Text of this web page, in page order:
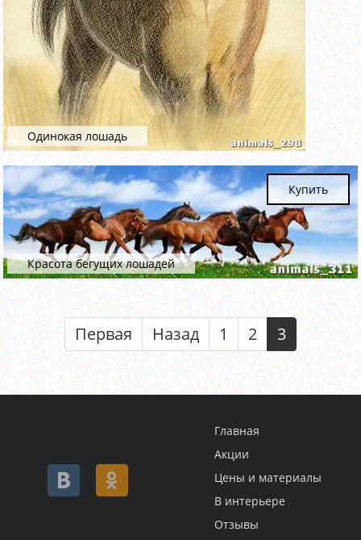
Одинокая лошадь
Красота бегущих лошадей
Купить
Первая Назад 1 2 3
Главная
Акции
Цены и материалы
В интерьере
Отзывы